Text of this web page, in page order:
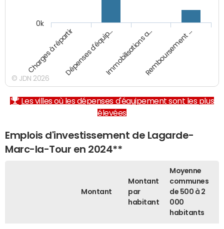
Charges à répartirDépenses d'équip…Immobilisations a…Remboursement …
0k
© JDN 2026
Les villes où les dépenses d'équipement sont les plus
élevées
Emplois d'investissement de Lagarde-
Marc-la-Tour en 2024**
Montant
Montant
par
habitant
Moyenne
communes
de 500 à 2
000
habitants